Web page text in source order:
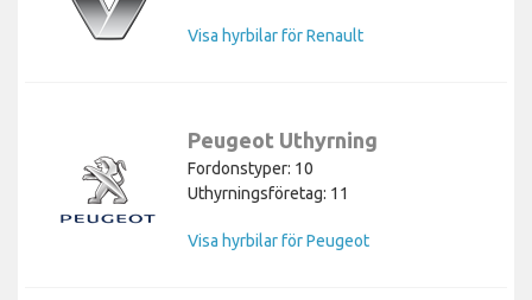
Visa hyrbilar för Renault
Peugeot Uthyrning
Fordonstyper: 10
Uthyrningsföretag: 11
Visa hyrbilar för Peugeot